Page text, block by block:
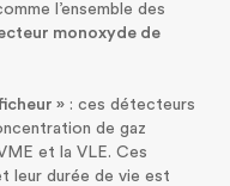
l’ensemble des
monoxyde de
» : ces détecteurs
de gaz
et la VLE. Ces
leur durée de vie est